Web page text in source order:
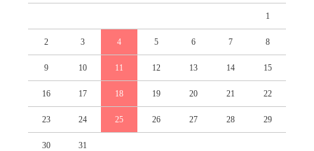
1
2 3 4 5 6 7 8
9 10 11 12 13 14 15
16 17 18 19 20 21 22
23 24 25 26 27 28 29
30 31